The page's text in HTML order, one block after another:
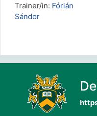
Trainer/in: Fórián
Sándor